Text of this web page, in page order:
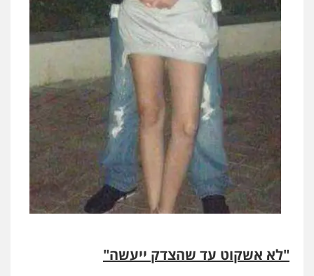
"לא אשקוט עד שהצדק ייעשה"